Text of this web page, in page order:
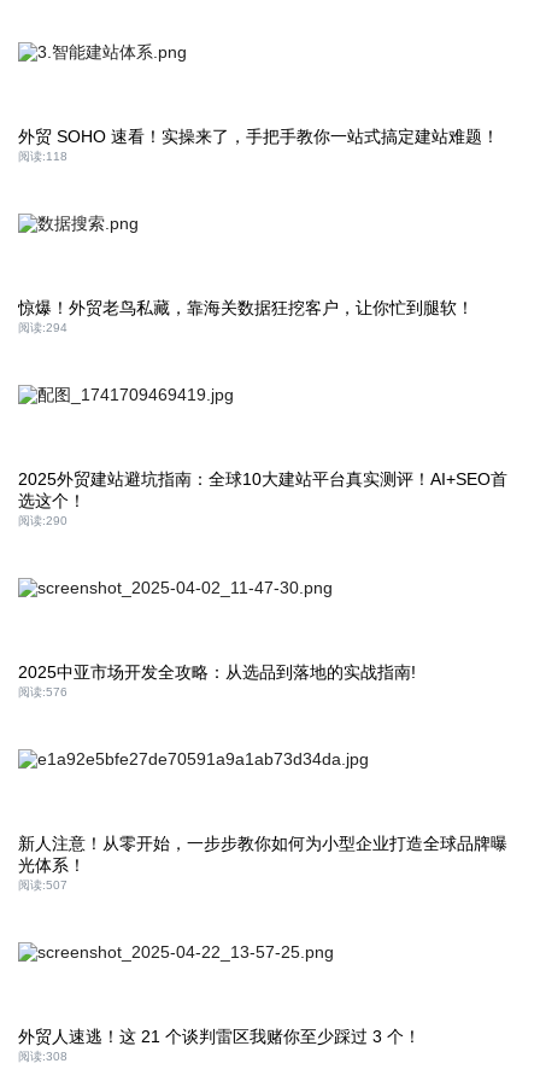
外贸 SOHO 速看！实操来了，手把手教你一站式搞定建站难题！
阅读:118
惊爆！外贸老鸟私藏，靠海关数据狂挖客户，让你忙到腿软！
阅读:294
2025外贸建站避坑指南：全球10大建站平台真实测评！AI+SEO首
选这个！
阅读:290
2025中亚市场开发全攻略：从选品到落地的实战指南!
阅读:576
新人注意！从零开始，一步步教你如何为小型企业打造全球品牌曝
光体系！
阅读:507
外贸人速逃！这 21 个谈判雷区我赌你至少踩过 3 个！
阅读:308